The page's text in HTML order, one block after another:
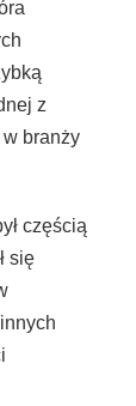
z
w branży
częścią
się